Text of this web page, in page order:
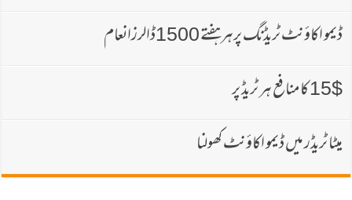
ڈیمو اكاؤنٹ ٹریڈنگ پرہرہفتے 1500ڈالرزانعام
15$ كا منافع ہر ٹریڈ پر
میٹا ٹریڈر میں ڈیمو اکاؤنٹ کھولنا